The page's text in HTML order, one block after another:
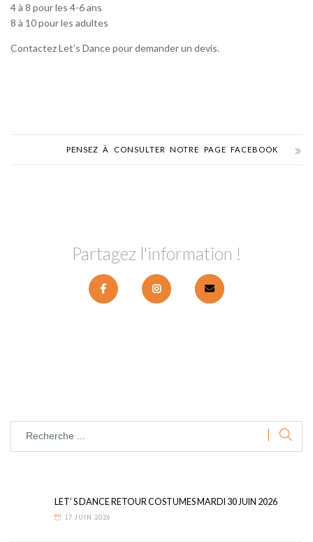
4 à 8 pour les 4-6 ans
8 à 10 pour les adultes
Contactez Let’s Dance pour demander un devis.
PENSEZ À CONSULTER NOTRE PAGE FACEBOOK
Partagez l'information !
LET’ S DANCE RETOUR COSTUMES MARDI 30 JUIN 2026
17 JUIN 2026